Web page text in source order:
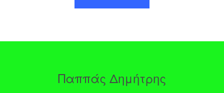
Παππάς Δημήτρης